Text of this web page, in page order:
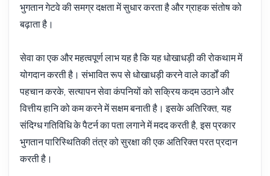
भुगतान गेटवे की समग्र दक्षता में सुधार करता है और ग्राहक संतोष को
बढ़ाता है।
सेवा का एक और महत्वपूर्ण लाभ यह है कि यह धोखाधड़ी की रोकथाम में
योगदान करती है। संभावित रूप से धोखाधड़ी करने वाले कार्डों की
पहचान करके, सत्यापन सेवा कंपनियों को सक्रिय कदम उठाने और
वित्तीय हानि को कम करने में सक्षम बनाती है। इसके अतिरिक्त, यह
संदिग्ध गतिविधि के पैटर्न का पता लगाने में मदद करती है, इस प्रकार
भुगतान पारिस्थितिकी तंत्र को सुरक्षा की एक अतिरिक्त परत प्रदान
करती है।